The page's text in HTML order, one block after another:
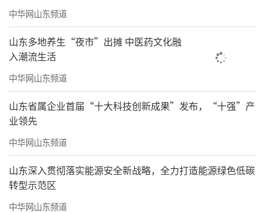
中华网山东频道
山东多地养生“夜市”出摊 中医药文化融
入潮流生活
中华网山东频道
山东省属企业首届“十大科技创新成果”发布，“十强”产
业领先
中华网山东频道
山东深入贯彻落实能源安全新战略，全力打造能源绿色低碳
转型示范区
中华网山东频道